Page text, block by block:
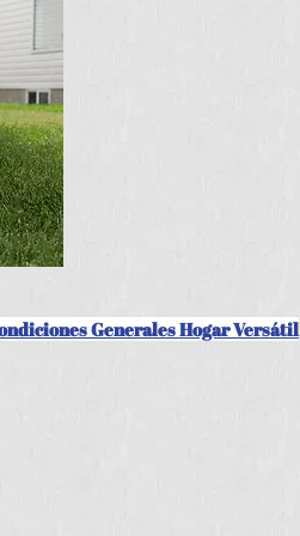
Generales Hogar Versátil